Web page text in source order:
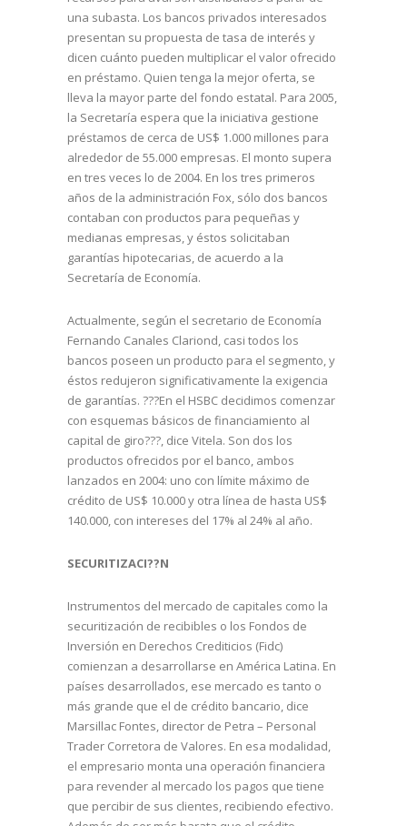
una subasta. Los bancos privados interesados
presentan su propuesta de tasa de interés y
dicen cuánto pueden multiplicar el valor ofrecido
en préstamo. Quien tenga la mejor oferta, se
lleva la mayor parte del fondo estatal. Para 2005,
la Secretaría espera que la iniciativa gestione
préstamos de cerca de US$ 1.000 millones para
alrededor de 55.000 empresas. El monto supera
en tres veces lo de 2004. En los tres primeros
años de la administración Fox, sólo dos bancos
contaban con productos para pequeñas y
medianas empresas, y éstos solicitaban
garantías hipotecarias, de acuerdo a la
Secretaría de Economía.
Actualmente, según el secretario de Economía
Fernando Canales Clariond, casi todos los
bancos poseen un producto para el segmento, y
éstos redujeron significativamente la exigencia
de garantías. ???En el HSBC decidimos comenzar
con esquemas básicos de financiamiento al
capital de giro???, dice Vitela. Son dos los
productos ofrecidos por el banco, ambos
lanzados en 2004: uno con límite máximo de
crédito de US$ 10.000 y otra línea de hasta US$
140.000, con intereses del 17% al 24% al año.
SECURITIZACI??N
Instrumentos del mercado de capitales como la
securitización de recibibles o los Fondos de
Inversión en Derechos Crediticios (Fidc)
comienzan a desarrollarse en América Latina. En
países desarrollados, ese mercado es tanto o
más grande que el de crédito bancario, dice
Marsillac Fontes, director de Petra – Personal
Trader Corretora de Valores. En esa modalidad,
el empresario monta una operación financiera
para revender al mercado los pagos que tiene
que percibir de sus clientes, recibiendo efectivo.